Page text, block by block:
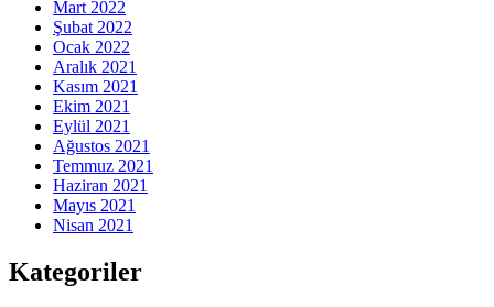
Mart 2022
Şubat 2022
Ocak 2022
Aralık 2021
Kasım 2021
Ekim 2021
Eylül 2021
Ağustos 2021
Temmuz 2021
Haziran 2021
Mayıs 2021
Nisan 2021
Kategoriler